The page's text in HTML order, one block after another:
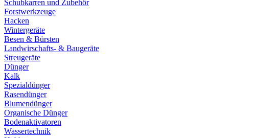
Schubkarren und Zubehör
Forstwerkzeuge
Hacken
Wintergeräte
Besen & Bürsten
Landwirschafts- & Baugeräte
Streugeräte
Dünger
Kalk
Spezialdünger
Rasendünger
Blumendünger
Organische Dünger
Bodenaktivatoren
Wassertechnik